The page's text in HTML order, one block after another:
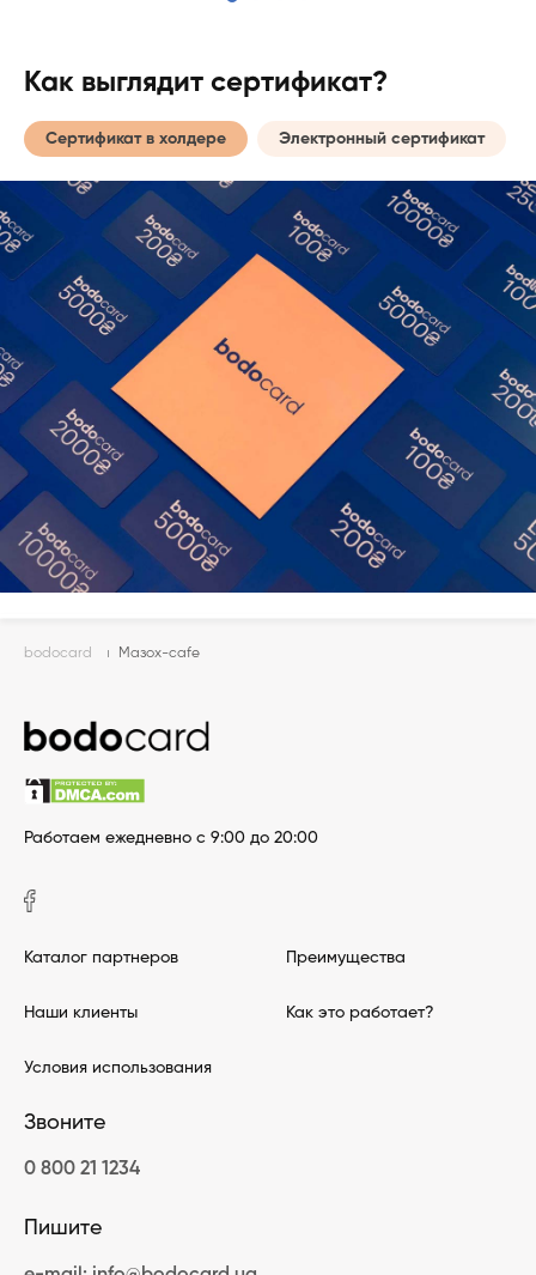
Как выглядит сертификат?
Сертификат в холдере Электронный сертификат
bodocard Мазох-cafe
Работаем ежедневно с 9:00 до 20:00
Каталог партнеров Преимущества
Наши клиенты Как это работает?
Условия использования
Звоните
0 800 21 1234
Пишите